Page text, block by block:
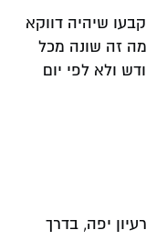
שיהיה דווקא
זה שונה מכל
ולא לפי יום
יפה, בדרך